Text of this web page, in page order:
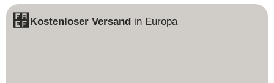
Kostenloser Versand in Europa